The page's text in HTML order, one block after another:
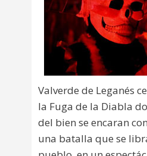
Valverde de Leganés
la Fuga de la Diabla
del bien se encaran
una batalla que se